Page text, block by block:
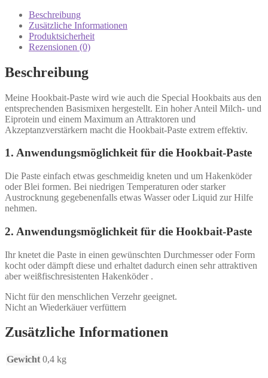
Beschreibung
Zusätzliche Informationen
Produktsicherheit
Rezensionen (0)
Beschreibung
Meine Hookbait-Paste wird wie auch die Special Hookbaits aus den
entsprechenden Basismixen hergestellt. Ein hoher Anteil Milch- und
Eiprotein und einem Maximum an Attraktoren und
Akzeptanzverstärkern macht die Hookbait-Paste extrem effektiv.
1. Anwendungsmöglichkeit für die Hookbait-Paste
Die Paste einfach etwas geschmeidig kneten und um Hakenköder
oder Blei formen. Bei niedrigen Temperaturen oder starker
Austrocknung gegebenenfalls etwas Wasser oder Liquid zur Hilfe
nehmen.
2. Anwendungsmöglichkeit für die Hookbait-Paste
Ihr knetet die Paste in einen gewünschten Durchmesser oder Form
kocht oder dämpft diese und erhaltet dadurch einen sehr attraktiven
aber weißfischresistenten Hakenköder .
Nicht für den menschlichen Verzehr geeignet.
Nicht an Wiederkäuer verfüttern
Zusätzliche Informationen
Gewicht 0,4 kg